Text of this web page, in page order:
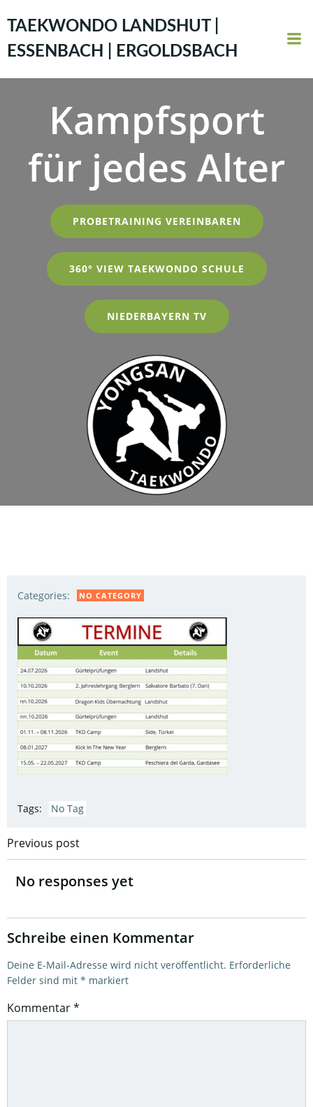
Inhalt
springen
TAEKWONDO LANDSHUT |
ESSENBACH | ERGOLDSBACH
Kampfsport
für jedes Alter
PROBETRAINING VEREINBAREN
360° VIEW TAEKWONDO SCHULE
NIEDERBAYERN TV
Categories: NO CATEGORY
Tags: No Tag
Post
navigation
Previous post
No responses yet
Schreibe einen Kommentar
Deine E-Mail-Adresse wird nicht veröffentlicht. Erforderliche
Felder sind mit * markiert
Kommentar*